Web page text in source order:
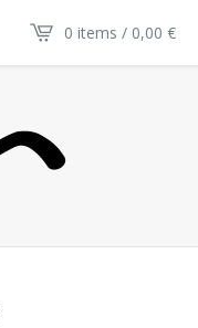
0 items / 0,00 €